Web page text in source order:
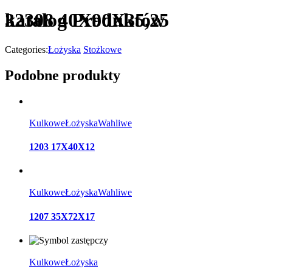
katalog Produktów
32308 40X90X35,25
Categories:Łożyska Stożkowe
Podobne produkty
KulkoweŁożyskaWahliwe
1203 17X40X12
KulkoweŁożyskaWahliwe
1207 35X72X17
KulkoweŁożyska